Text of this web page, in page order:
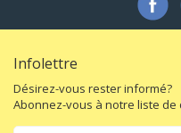
Infolettre
Désirez-vous rester informé?
Abonnez-vous à notre liste de